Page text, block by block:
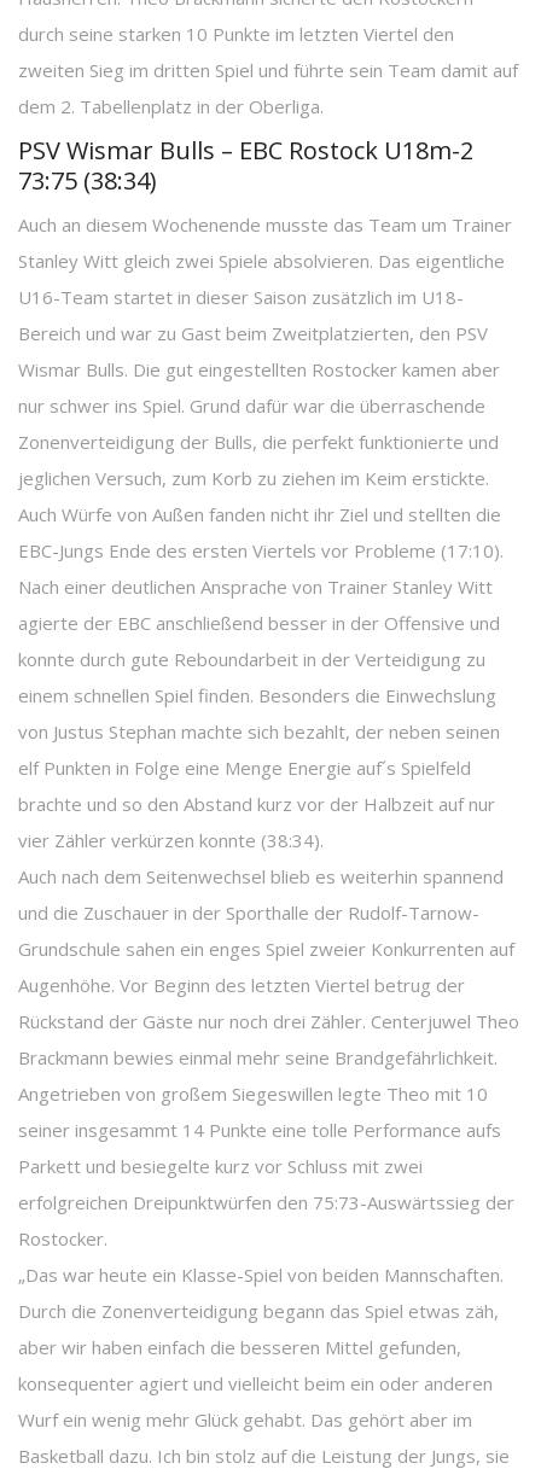
durch seine starken 10 Punkte im letzten Viertel den
zweiten Sieg im dritten Spiel und führte sein Team damit auf
dem 2. Tabellenplatz in der Oberliga.
PSV Wismar Bulls – EBC Rostock U18m-2
73:75 (38:34)
Auch an diesem Wochenende musste das Team um Trainer
Stanley Witt gleich zwei Spiele absolvieren. Das eigentliche
U16-Team startet in dieser Saison zusätzlich im U18-
Bereich und war zu Gast beim Zweitplatzierten, den PSV
Wismar Bulls. Die gut eingestellten Rostocker kamen aber
nur schwer ins Spiel. Grund dafür war die überraschende
Zonenverteidigung der Bulls, die perfekt funktionierte und
jeglichen Versuch, zum Korb zu ziehen im Keim erstickte.
Auch Würfe von Außen fanden nicht ihr Ziel und stellten die
EBC-Jungs Ende des ersten Viertels vor Probleme (17:10).
Nach einer deutlichen Ansprache von Trainer Stanley Witt
agierte der EBC anschließend besser in der Offensive und
konnte durch gute Reboundarbeit in der Verteidigung zu
einem schnellen Spiel finden. Besonders die Einwechslung
von Justus Stephan machte sich bezahlt, der neben seinen
elf Punkten in Folge eine Menge Energie auf´s Spielfeld
brachte und so den Abstand kurz vor der Halbzeit auf nur
vier Zähler verkürzen konnte (38:34).
Auch nach dem Seitenwechsel blieb es weiterhin spannend
und die Zuschauer in der Sporthalle der Rudolf-Tarnow-
Grundschule sahen ein enges Spiel zweier Konkurrenten auf
Augenhöhe. Vor Beginn des letzten Viertel betrug der
Rückstand der Gäste nur noch drei Zähler. Centerjuwel Theo
Brackmann bewies einmal mehr seine Brandgefährlichkeit.
Angetrieben von großem Siegeswillen legte Theo mit 10
seiner insgesammt 14 Punkte eine tolle Performance aufs
Parkett und besiegelte kurz vor Schluss mit zwei
erfolgreichen Dreipunktwürfen den 75:73-Auswärtssieg der
Rostocker.
„Das war heute ein Klasse-Spiel von beiden Mannschaften.
Durch die Zonenverteidigung begann das Spiel etwas zäh,
aber wir haben einfach die besseren Mittel gefunden,
konsequenter agiert und vielleicht beim ein oder anderen
Wurf ein wenig mehr Glück gehabt. Das gehört aber im
Basketball dazu. Ich bin stolz auf die Leistung der Jungs, sie